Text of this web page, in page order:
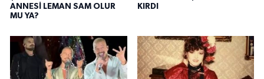
ANNESİ LEMAN SAM OLUR
MU YA?
KIRDI